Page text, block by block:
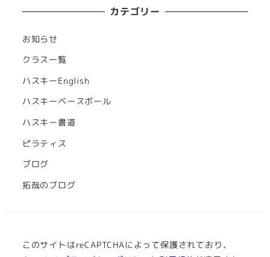
カテゴリー
お知らせ
クラス一覧
ハスキーEnglish
ハスキーベースボール
ハスキー書道
ピラティス
ブログ
拓哉のブログ
このサイトはreCAPTCHAによって保護されており、